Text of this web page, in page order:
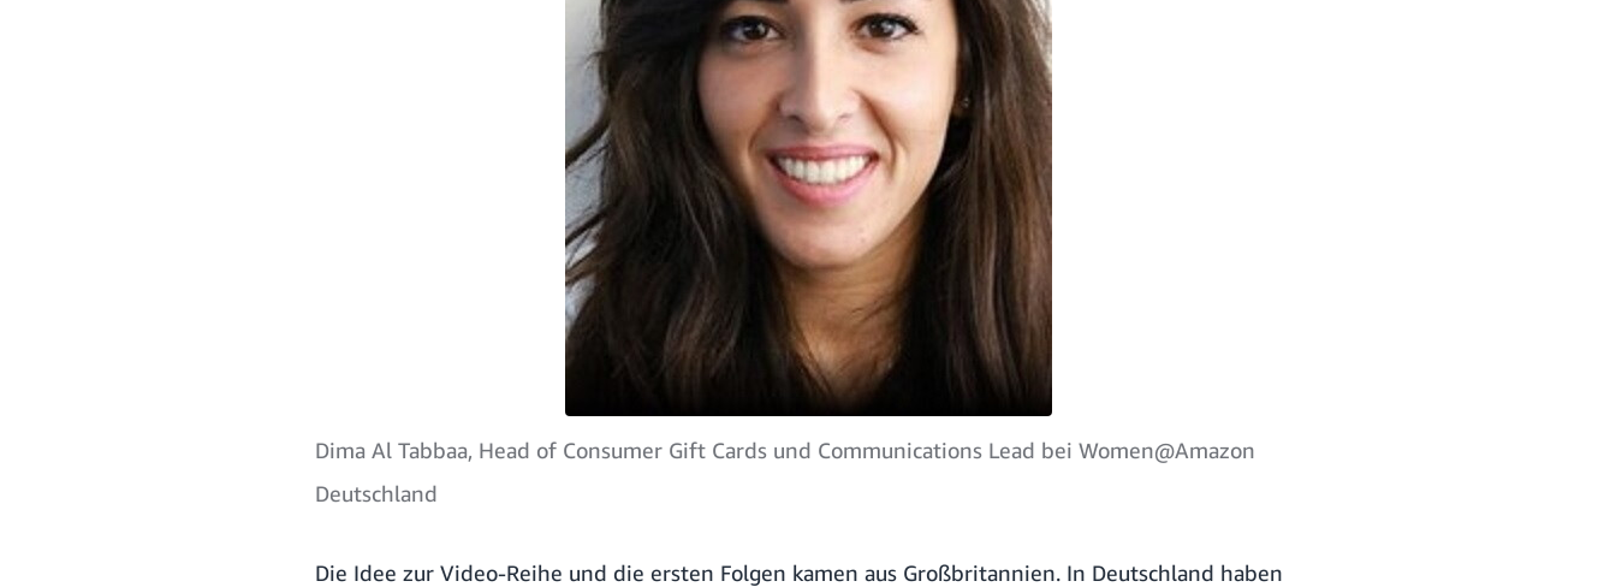
Dima Al Tabbaa, Head of Consumer Gift Cards und Communications Lead bei Women@Amazon
Deutschland
Die Idee zur Video-Reihe und die ersten Folgen kamen aus Großbritannien. In Deutschland haben